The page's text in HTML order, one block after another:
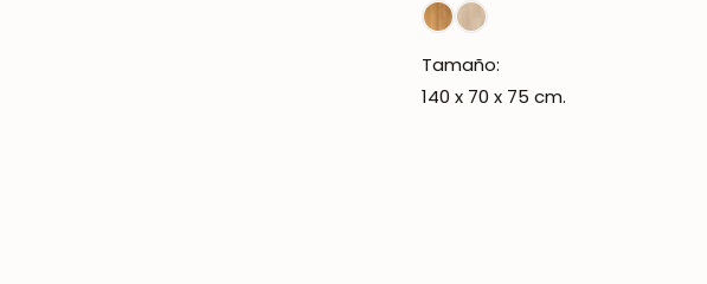
Tamaño:
140 x 70 x 75 cm.